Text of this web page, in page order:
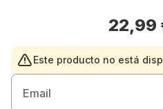
22,99
Este producto no está
Email